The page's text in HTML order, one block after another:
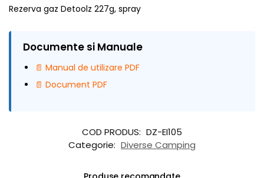
Rezerva gaz Detoolz 227g, spray
Documente si Manuale
📄 Manual de utilizare PDF
📄 Document PDF
COD PRODUS: DZ-EI105
Categorie: Diverse Camping